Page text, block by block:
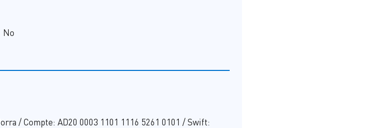
No
/ Compte: AD20 0003 1101 1116 5261 0101 / Swift: